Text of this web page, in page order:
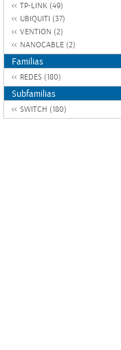
TP-LINK (49)
UBIQUITI (37)
VENTION (2)
NANOCABLE (2)
Familias
REDES (180)
Subfamilias
SWITCH (180)